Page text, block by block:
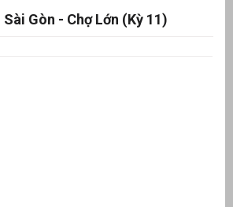
Gòn - Chợ Lớn (Kỳ 11)